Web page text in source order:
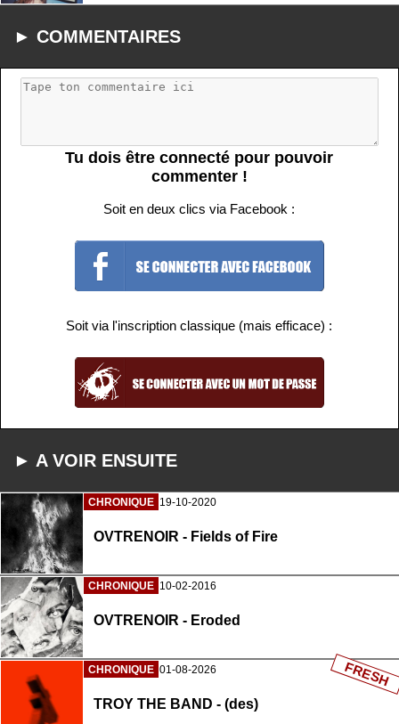
► COMMENTAIRES
Tu dois être connecté pour pouvoir
commenter !
Soit en deux clics via Facebook :
Soit via l'inscription classique (mais efficace) :
► A VOIR ENSUITE
CHRONIQUE 19-10-2020
OVTRENOIR - Fields of Fire
CHRONIQUE 10-02-2016
OVTRENOIR - Eroded
CHRONIQUE 01-08-2026
TROY THE BAND - (des)
FRESH